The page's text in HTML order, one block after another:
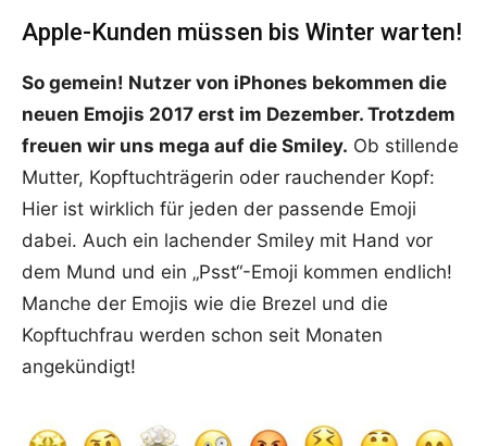
Apple-Kunden müssen bis Winter warten!
So gemein! Nutzer von iPhones bekommen die
neuen Emojis 2017 erst im Dezember. Trotzdem
freuen wir uns mega auf die Smiley. Ob stillende
Mutter, Kopftuchträgerin oder rauchender Kopf:
Hier ist wirklich für jeden der passende Emoji
dabei. Auch ein lachender Smiley mit Hand vor
dem Mund und ein „Psst“-Emoji kommen endlich!
Manche der Emojis wie die Brezel und die
Kopftuchfrau werden schon seit Monaten
angekündigt!